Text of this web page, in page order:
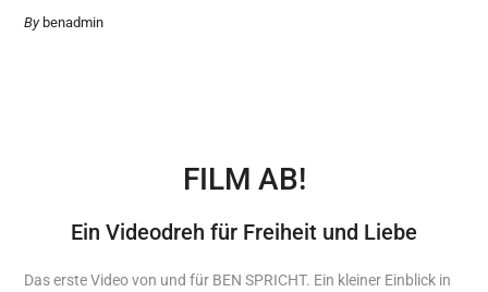
By benadmin
FILM AB!
Ein Videodreh für Freiheit und Liebe
Das erste Video von und für BEN SPRICHT. Ein kleiner Einblick in